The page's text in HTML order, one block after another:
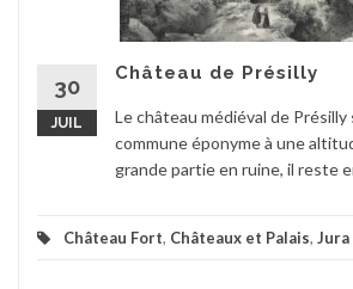
30
JUIL
Château de Présilly
Le château médiéval de Présilly
commune éponyme à une
grande partie en ruine, il reste
Château Fort, Châteaux et Palais, Jura